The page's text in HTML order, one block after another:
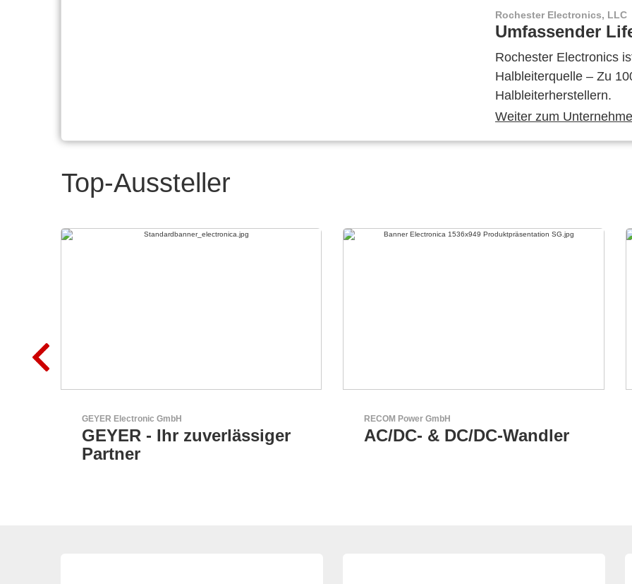
Rochester Electronics, LLC
Umfassender
Rochester Electronics
Halbleiterquelle – Zu
Halbleiterherstellern.
Weiter zum
Top-Aussteller
RECOM Power GmbH
AC/DC- & DC/DC-Wandler
Ihr Partner für High-